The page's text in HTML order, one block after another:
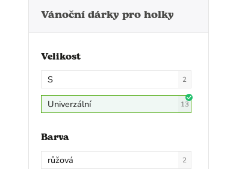
Vánoční dárky pro holky
Barva
růžová 2
Velikost
S 2
Univerzální 13